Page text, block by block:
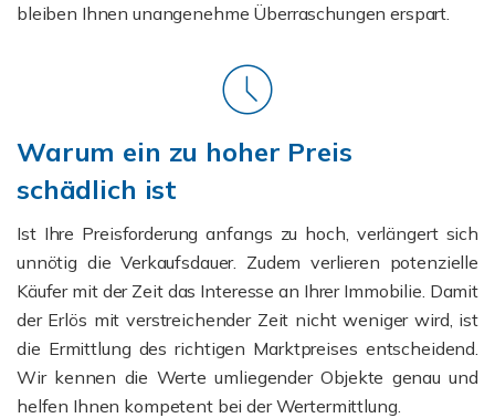
bleiben Ihnen unangenehme Überraschungen erspart.
Warum ein zu hoher Preis
schädlich ist
Ist Ihre Preisforderung anfangs zu hoch, verlängert sich
unnötig die Verkaufsdauer. Zudem verlieren potenzielle
Käufer mit der Zeit das Interesse an Ihrer Immobilie. Damit
der Erlös mit verstreichender Zeit nicht weniger wird, ist
die Ermittlung des richtigen Marktpreises entscheidend.
Wir kennen die Werte umliegender Objekte genau und
helfen Ihnen kompetent bei der Wertermittlung.